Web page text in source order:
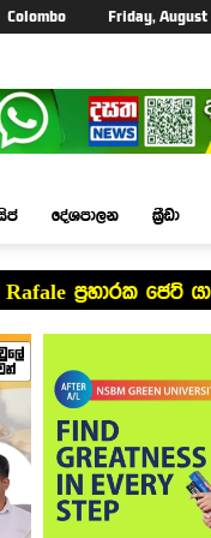
Colombo Friday, August
දේශපාලන ක්‍රීඩා
ප්‍රහාරක ජෙට්